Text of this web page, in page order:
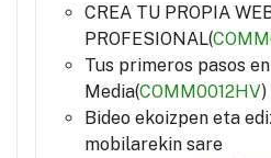
CREA TU PROPIA
PROFESIONAL(
Tus primeros pasos
Media(COMM0012HV)
Bideo ekoizpen eta
mobilarekin sare